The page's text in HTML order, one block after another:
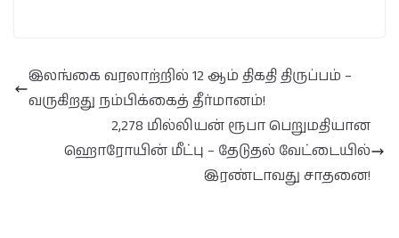
இலங்கை வரலாற்றில் 12 ஆம் திகதி திருப்பம் –
வருகிறது நம்பிக்கைத் தீர்மானம்!
2,278 மில்லியன் ரூபா பெறுமதியான
ஹொரோயின் மீட்பு – தேடுதல் வேட்டையில்
இரண்டாவது சாதனை!